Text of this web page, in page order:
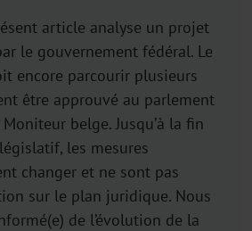
article analyse un projet
le gouvernement fédéral. Le
encore parcourir plusieurs
être approuvé au parlement
belge. Jusqu’à la fin
les mesures
changer et ne sont pas
sur le plan juridique. Nous
de l’évolution de la